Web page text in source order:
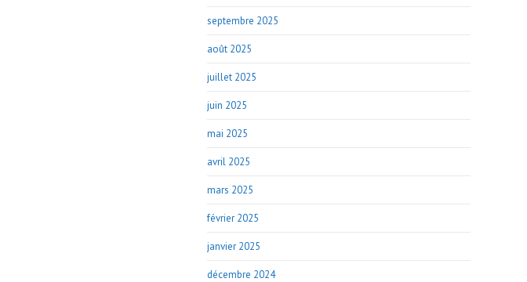
septembre 2025
août 2025
juillet 2025
juin 2025
mai 2025
avril 2025
mars 2025
février 2025
janvier 2025
décembre 2024